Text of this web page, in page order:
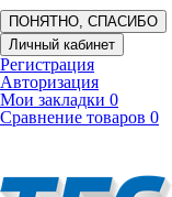
ПОНЯТНО, СПАСИБО
Личный кабинет
Регистрация
Авторизация
Мои закладки 0
Сравнение товаров 0